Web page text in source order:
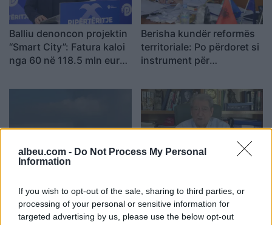
albeu.com - Do Not Process My Personal
Information
If you wish to opt-out of the sale, sharing to third parties, or
processing of your personal or sensitive information for
targeted advertising by us, please use the below opt-out
Balliu denoncon projektin
“Smart City”: Fatura kaloi
nga 60 në 118.5 mln euro,
shqetësime për Presight
Berisha kundër reformës
territoriale: Po përdoret si
instrument për
pezullohen mbërritjet në
aeroportin e Katanias për
shkak të hirit vullkanik
dhe Ballukun: 83
mandatet po përdoren si
mburojë për aferat